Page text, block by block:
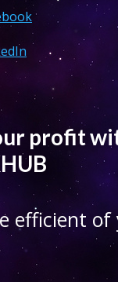
profit
efficient of